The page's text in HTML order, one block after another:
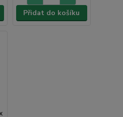
Přidat do košíku